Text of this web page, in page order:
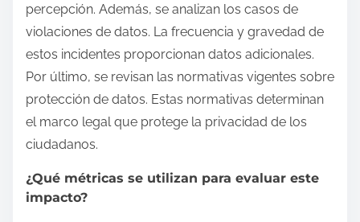
percepción. Además, se analizan los casos de
violaciones de datos. La frecuencia y gravedad de
estos incidentes proporcionan datos adicionales.
Por último, se revisan las normativas vigentes sobre
protección de datos. Estas normativas determinan
el marco legal que protege la privacidad de los
ciudadanos.
¿Qué métricas se utilizan para evaluar este
impacto?